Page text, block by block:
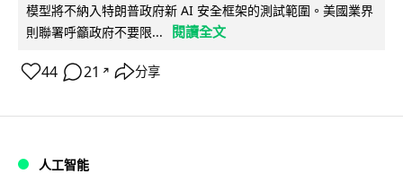
模型將不納入特朗普政府新 AI 安全框架的測試範圍。美國業界
則聯署呼籲政府不要限...
閱讀全文
44 21 ↗ 分享
人工智能